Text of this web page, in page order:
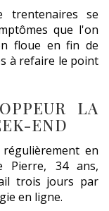
trentenaires se
que l'on
floue en fin de
à refaire le point
LA
END
en
Pierre, 34 ans,
trois jours par
en ligne.